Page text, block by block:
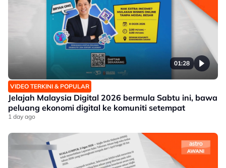
01:28
VIDEO TERKINI & POPULAR
Jelajah Malaysia Digital 2026 bermula Sabtu ini, bawa
peluang ekonomi digital ke komuniti setempat
1 day ago